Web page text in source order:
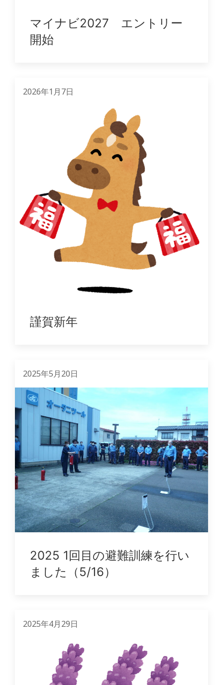
マイナビ2027 エントリー
開始
2026年1月7日
謹賀新年
2025年5月20日
2025 1回目の避難訓練を行い
ました（5/16）
2025年4月29日